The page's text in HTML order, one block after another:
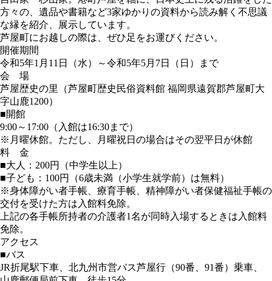
方々の、遺品や書籍など3家ゆかりの資料から読み解く不思議
な縁を紹介、展示しています。
芦屋町にお越しの際は、ぜひ足をお運びください。
開催期間
令和5年1月11日（水）～令和5年5月7日（日）まで
会 場
芦屋歴史の里（芦屋町歴史民俗資料館 福岡県遠賀郡芦屋町大
字山鹿1200）
■開館
9:00～17:00（入館は16:30まで）
※月曜休館。ただし、月曜祝日の場合はその翌平日が休館
料 金
■大人：200円（中学生以上）
■子ども：100円（6歳未満（小学生就学前）は無料）
※身体障がい者手帳、療育手帳、精神障がい者保健福祉手帳の
交付を受けた方は入館料免除。
上記の各手帳所持者の介護者1名が同時入場するときは入館料
免除。
アクセス
■バス
JR折尾駅下車、北九州市営バス芦屋行（90番、91番）乗車、